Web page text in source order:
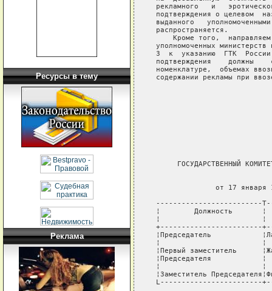
Ресурсы в тему
Реклама
рекламного   и
подтверждения о целевом
выданного
   распространяется.
Кроме того,
уполномоченных министерств
3  к  указанию  ГТК
подтверждения    должны
номенклатуре,  объемах
содержании рекламы при
ГОСУДАРСТВЕННЫЙ
от 17 января
-------------------------
¦        Должность       ¦
¦                        ¦
+------------------------
¦Председатель
¦                        ¦
¦Первый заместитель
¦Председателя            ¦
¦                        ¦
¦Заместитель
L------------------------